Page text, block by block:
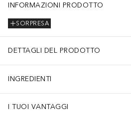
INFORMAZIONI PRODOTTO
SORPRESA
DETTAGLI DEL PRODOTTO
INGREDIENTI
I TUOI VANTAGGI